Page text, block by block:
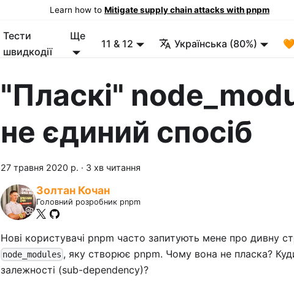
Learn how to Mitigate supply chain attacks with pnpm
Тести
швидкодії
Ще
11 & 12 Українська (80%)
"Пласкі"
не єдиний спосіб
27 травня 2020 р. · 3 хв читання
Золтан Кочан
Головний розробник pnpm
Нові користувачі pnpm часто запитують мене про дивну
node_modules , яку створює pnpm. Чому вона не пласка?
залежності (sub-dependency)?